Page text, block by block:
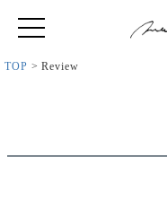
TOP Review